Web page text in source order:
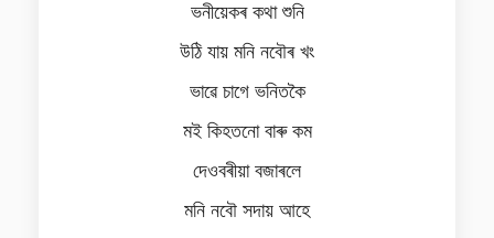
ভনীয়েকৰ কথা শুনি
উঠি যায় মনি নবৌৰ খং
ভাৱে চাগে ভনিতকৈ
মই কিহতনো বাৰু কম
দেওবৰীয়া বজাৰলে
মনি নবৌ সদায় আহে